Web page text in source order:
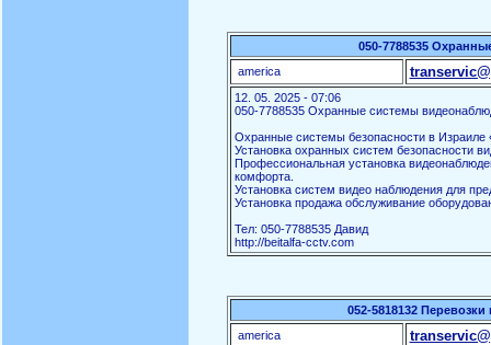
050-7788535
america
12. 05. 2025 - 07:06
050-7788535 Охранные системы
Охранные системы безопасности в Израиле
Установка охранных систем безопасности
Профессиональная установка
комфорта.
Установка систем видео наблюдения для
Установка продажа обслуживание
Тел: 050-7788535 Давид
http://beitalfa-cctv.com
052-5818132
america